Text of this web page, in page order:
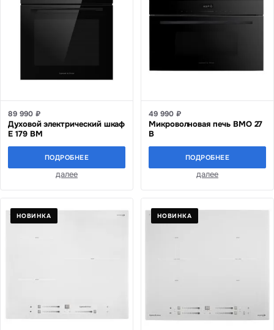
89 990 ₽
Духовой электрический шкаф
E 179 BM
ПОДРОБНЕЕ
далее
49 990 ₽
Микроволновая печь BMO 27
B
ПОДРОБНЕЕ
далее
НОВИНКА НОВИНКА